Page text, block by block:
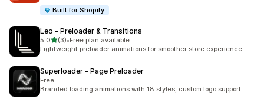
Built for Shopify
Leo ‑ Preloader & Transitions
5.0เต็ม 5 ดาว
(3)
ทั้งหมด 3 รีวิว
•Free plan available
Lightweight preloader animations for smoother store experience
Superloader ‑ Page Preloader
Free
Branded loading animations with 18 styles, custom logo support